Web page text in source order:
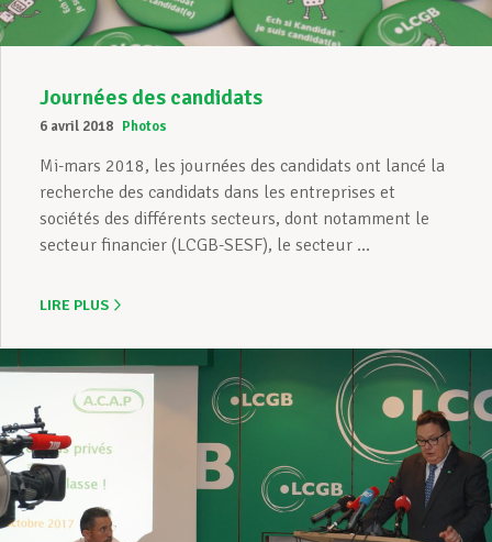
Journées des candidats
6 avril 2018 Photos
Mi-mars 2018, les journées des candidats ont lancé la
recherche des candidats dans les entreprises et
sociétés des différents secteurs, dont notamment le
secteur financier (LCGB-SESF), le secteur ...
LIRE PLUS